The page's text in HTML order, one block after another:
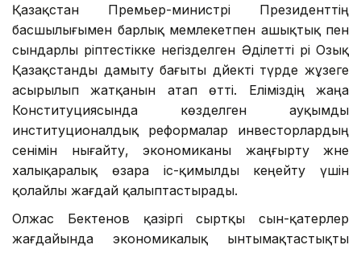
Қазақстан Премьер-министрі Президенттің
басшылығымен барлық мемлекетпен ашықтық пен
сындарлы әріптестікке негізделген Әділетті әрі Озық
Қазақстанды дамыту бағыты дәйекті түрде жұзеге
асырылып жатқанын атап өтті. Еліміздің жаңа
Конституциясында көзделген ауқымды
институционалдық реформалар инвесторлардың
сенімін нығайту, экономиканы жаңғырту және
халықаралық өзара іс-қимылды кеңейту үшін
қолайлы жағдай қалыптастырады.
Олжас Бектенов қазіргі сыртқы сын-қатерлер
жағдайында экономикалық ынтымақтастықты